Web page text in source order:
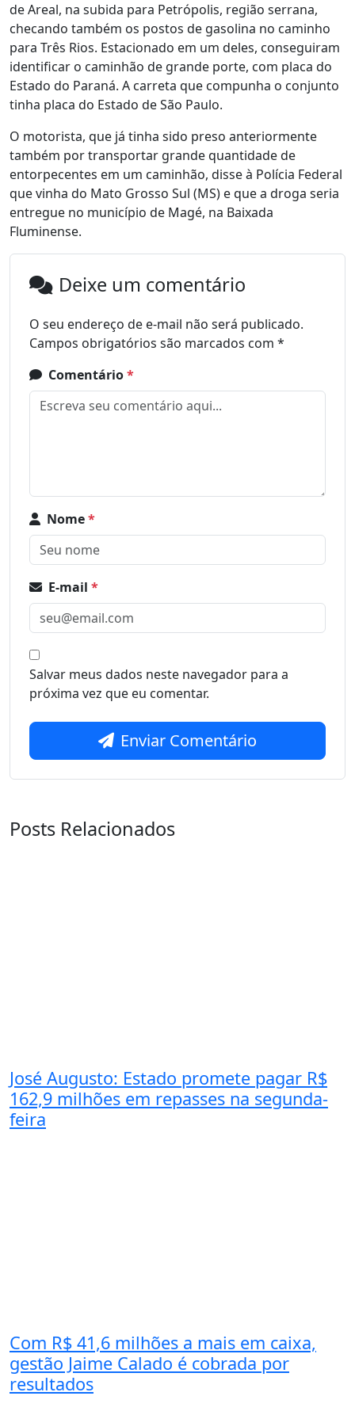
de Areal, na subida para Petrópolis, região serrana,
checando também os postos de gasolina no caminho
para Três Rios. Estacionado em um deles, conseguiram
identificar o caminhão de grande porte, com placa do
Estado do Paraná. A carreta que compunha o conjunto
tinha placa do Estado de São Paulo.
O motorista, que já tinha sido preso anteriormente
também por transportar grande quantidade de
entorpecentes em um caminhão, disse à Polícia Federal
que vinha do Mato Grosso Sul (MS) e que a droga seria
entregue no município de Magé, na Baixada
Fluminense.
Deixe um comentário
O seu endereço de e-mail não será publicado.
Campos obrigatórios são marcados com *
Comentário*
Nome*
E-mail *
Salvar meus dados neste navegador para a
próxima vez que eu comentar.
Enviar Comentário
Posts Relacionados
José Augusto: Estado promete pagar R$
162,9 milhões em repasses na segunda-
feira
Com R$ 41,6 milhões a mais em caixa,
gestão Jaime Calado é cobrada por
resultados